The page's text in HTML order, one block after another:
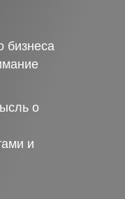
бизнеса
о
и